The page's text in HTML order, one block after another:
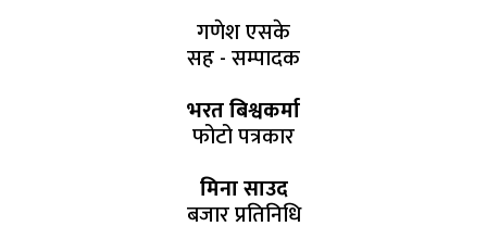
गणेश एसके
सह - सम्पादक
भरत बिश्वकर्मा
फोटो पत्रकार
मिना साउद
बजार प्रतिनिधि